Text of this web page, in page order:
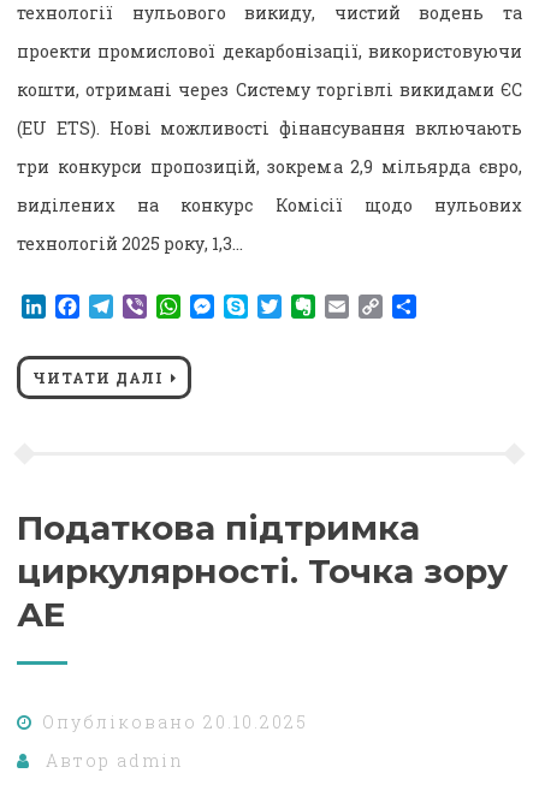
технології нульового викиду, чистий водень та
проекти промислової декарбонізації, використовуючи
кошти, отримані через Систему торгівлі викидами ЄС
(EU ETS). Нові можливості фінансування включають
три конкурси пропозицій, зокрема 2,9 мільярда євро,
виділених на конкурс Комісії щодо нульових
технологій 2025 року, 1,3…
LinkedIn
Facebook
Telegram
ViberWhatsApp
Messenger
SkypeTwitterEvernote
EmailCopy
ЧИТАТИ ДАЛІ
Податкова підтримка
циркулярності. Точка зору
АЕ
Опубліковано 20.10.2025
Автор admin